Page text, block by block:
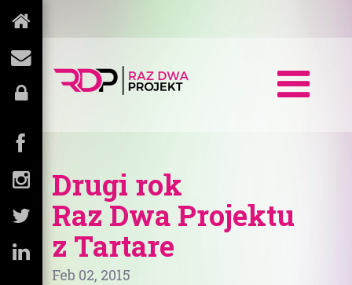
Drugi rok
Raz Dwa Projektu
z Tartare
Feb 02, 2015